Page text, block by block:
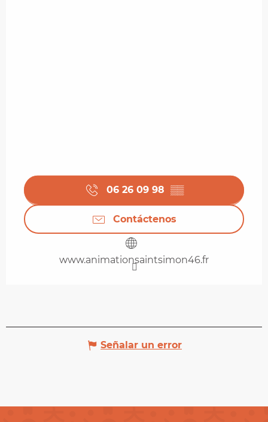
06 26 09 98 ▒▒
Contáctenos
www.animationsaintsimon46.fr
Señalar un error